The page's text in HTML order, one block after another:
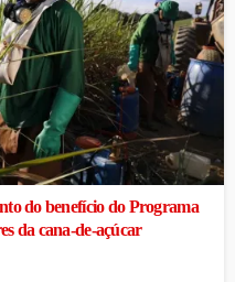
do benefício do Programa
da cana-de-açúcar